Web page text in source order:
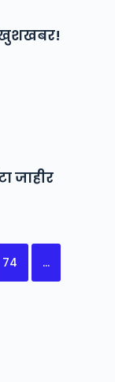
खुशखबर!
जाहीर
74 …